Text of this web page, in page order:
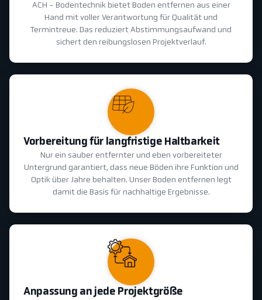
ACH - Bodentechnik bietet Boden entfernen aus einer
Hand mit voller Verantwortung für Qualität und
Termintreue. Das reduziert Abstimmungsaufwand und
sichert den reibungslosen Projektverlauf.
Vorbereitung für langfristige Haltbarkeit
Nur ein sauber entfernter und eben vorbereiteter
Untergrund garantiert, dass neue Böden ihre Funktion und
Optik über Jahre behalten. Unser Boden entfernen legt
damit die Basis für nachhaltige Ergebnisse.
Anpassung an jede Projektgröße